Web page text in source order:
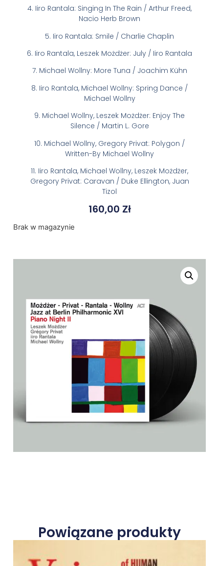
4. Iiro Rantala: Singing In The Rain / Arthur Freed,
Nacio Herb Brown
5. Iiro Rantala: Smile / Charlie Chaplin
6. Iiro Rantala, Leszek Możdżer: July / Iiro Rantala
7. Michael Wollny: More Tuna / Joachim Kühn
8. Iiro Rantala, Michael Wollny: Spring Dance /
Michael Wollny
9. Michael Wollny, Leszek Możdżer: Enjoy The
Silence / Martin L. Gore
10. Michael Wollny, Gregory Privat: Polygon /
Written-By Michael Wollny
11. Iiro Rantala, Michael Wollny, Leszek Możdżer,
Gregory Privat: Caravan / Duke Ellington, Juan
Tizol
160,00 Zł
Brak w magazynie
Powiązane produkty